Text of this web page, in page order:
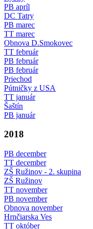
PB apríl
DC Tatry
PB marec
TT marec
Obnova D.Smokovec
TT február
PB február
PB február
Priechod
Pútničky z USA
TT január
Šaštín
PB január
2018
PB december
TT december
ZŠ Ružinov - 2. skupina
ZŠ Ružinov
TT november
PB november
Obnova november
Hrnčiarska Ves
TT október